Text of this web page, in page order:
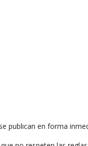
publican en forma